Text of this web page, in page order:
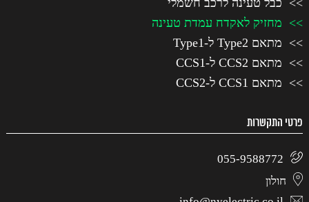
כבל טעינה לרכב חשמלי
מחזיק לאקדח עמדת טעינה
מתאם Type2 ל-Type1
מתאם CCS2 ל-CCS1
מתאם CCS1 ל-CCS2
פרטי התקשרות
055-9588772
חולון